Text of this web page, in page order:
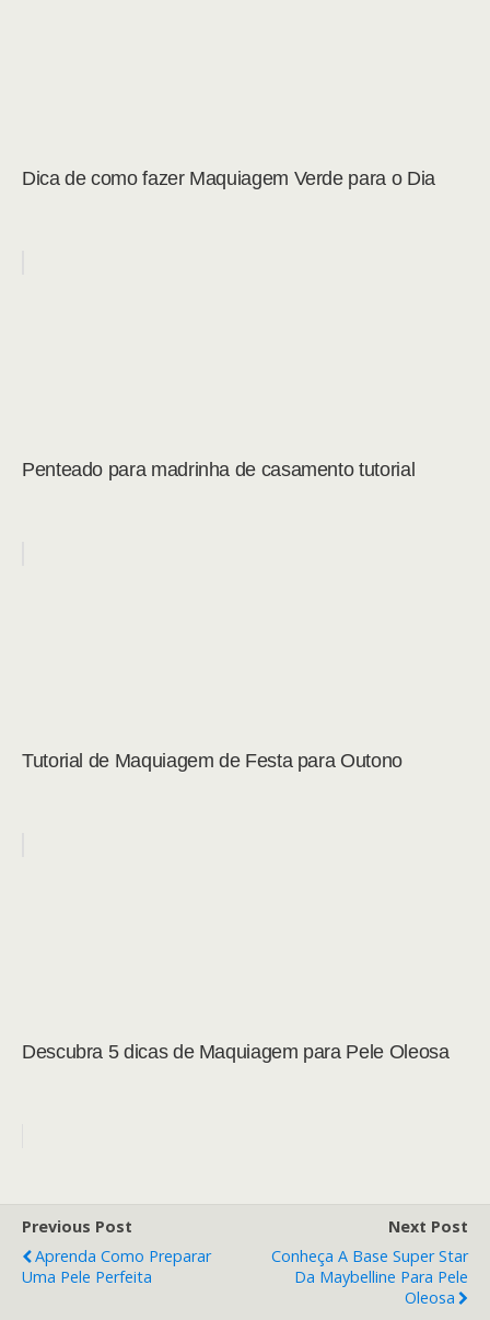
Dica de como fazer Maquiagem Verde para o Dia
Penteado para madrinha de casamento tutorial
Tutorial de Maquiagem de Festa para Outono
Descubra 5 dicas de Maquiagem para Pele Oleosa
Previous Post
Aprenda Como Preparar
Uma Pele Perfeita
Next Post
Conheça A Base Super Star
Da Maybelline Para Pele
Oleosa